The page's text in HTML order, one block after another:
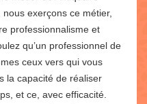
exerçons ce métier,
professionnalisme et
qu’un professionnel de
ceux vers qui vous
la capacité de réaliser
et ce, avec efficacité.